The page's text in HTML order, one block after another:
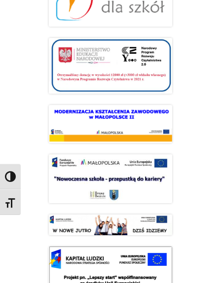
Przełącz wysoki kontrast
Zmień rozmiar czcionek